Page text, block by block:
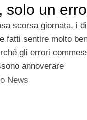
solo un
scorsa giornata, i
fatti sentire molto
gli errori
annoverare
News